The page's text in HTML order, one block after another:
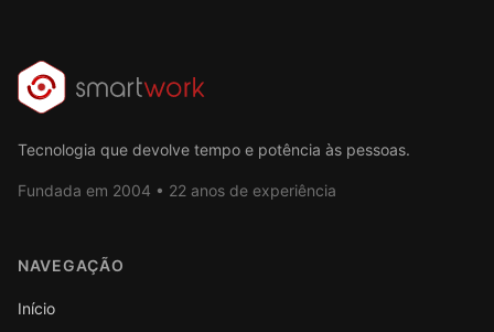
Tecnologia que devolve tempo e potência às pessoas.
Fundada em 2004 • 22 anos de experiência
NAVEGAÇÃO
Início